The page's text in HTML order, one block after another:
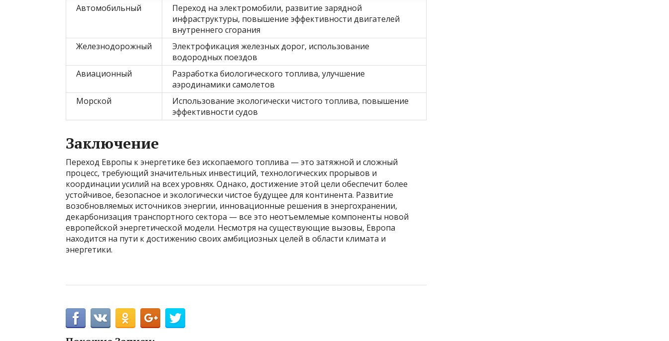
Автомобильный
Переход на электромобили, развитие зарядной
инфраструктуры, повышение эффективности двигателей
внутреннего сгорания
Железнодорожный
Электрофикация железных дорог, использование
водородных поездов
Авиационный
Разработка биологического топлива, улучшение
аэродинамики самолетов
Морской
Использование экологически чистого топлива, повышение
эффективности судов
Заключение
Переход Европы к энергетике без ископаемого топлива — это затяжной и сложный
процесс, требующий значительных инвестиций, технологических прорывов и
координации усилий на всех уровнях. Однако, достижение этой цели обеспечит более
устойчивое, безопасное и экологически чистое будущее для континента. Развитие
возобновляемых источников энергии, инновационные решения в энергохранении,
декарбонизация транспортного сектора — все это неотъемлемые компоненты новой
европейской энергетической модели. Несмотря на существующие вызовы, Европа
находится на пути к достижению своих амбициозных целей в области климата и
энергетики.